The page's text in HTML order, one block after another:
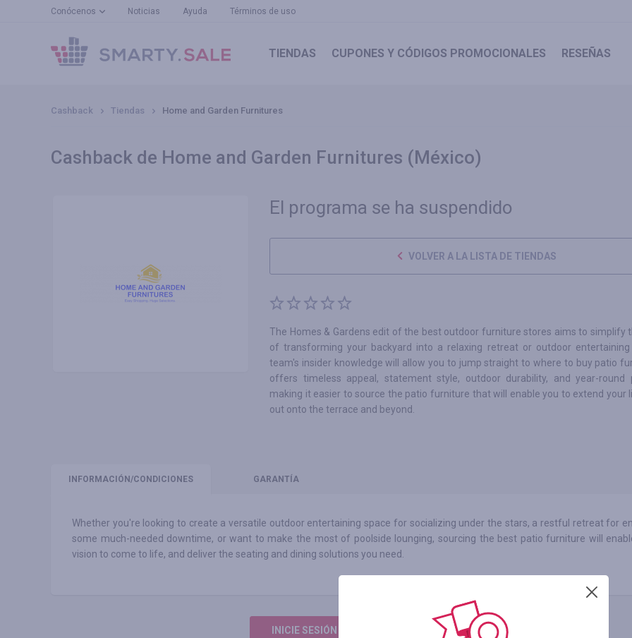
Conócenos Noticias Ayuda Términos de uso
TIENDAS CUPONES Y CÓDIGOS PROMOCIONALES RESEÑAS
Cashback Tiendas Home and Garden Furnitures
Cashback de Home and Garden Furnitures (México)
El programa se ha suspendido
VOLVER A LA LISTA DE TIENDAS
The Homes & Gardens edit of the best outdoor furniture stores aims to simplify
of transforming your backyard into a relaxing retreat or outdoor entertaining
team's insider knowledge will allow you to jump straight to where to buy patio
offers timeless appeal, statement style, outdoor durability, and year-round
making it easier to source the patio furniture that will enable you to extend your
out onto the terrace and beyond.
INFORMACIÓN /CONDICIONES GARANTÍA
Whether you're looking to create a versatile outdoor entertaining space for socializing under the stars, a restful retreat for
some much-needed downtime, or want to make the most of poolside lounging, sourcing the best patio furniture will
vision to come to life, and deliver the seating and dining solutions you need.
INICIE SESIÓN PARA DEJAR UNA RESEÑA